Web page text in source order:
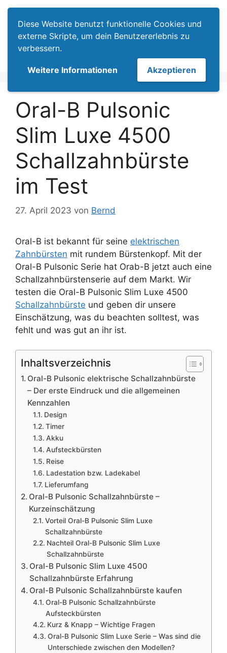
Diese Website benutzt funktionelle Cookies und
externe Skripte, um dein Benutzererlebnis zu
verbessern.
Weitere Informationen Akzeptieren
Zum
Inhalt
springen
Oral-B Pulsonic
Slim Luxe 4500
Schallzahnbürste
im Test
27. April 2023 von Bernd
Oral-B ist bekannt für seine elektrischen
Zahnbürsten mit rundem Bürstenkopf. Mit der
Oral-B Pulsonic Serie hat Orab-B jetzt auch eine
Schallzahnbürstenserie auf dem Markt. Wir
testen die Oral-B Pulsonic Slim Luxe 4500
Schallzahnbürste und geben dir unsere
Einschätzung, was du beachten solltest, was
fehlt und was gut an ihr ist.
Inhaltsverzeichnis
Oral-B Pulsonic elektrische Schallzahnbürste
– Der erste Eindruck und die allgemeinen
Kennzahlen
Design
Timer
Akku
Aufsteckbürsten
Reise
Ladestation bzw. Ladekabel
Lieferumfang
Oral-B Pulsonic Schallzahnbürste –
Kurzeinschätzung
Vorteil Oral-B Pulsonic Slim Luxe
Schallzahnbürste
Nachteil Oral-B Pulsonic Slim Luxe
Schallzahnbürste
Oral-B Pulsonic Slim Luxe 4500
Schallzahnbürste Erfahrung
Oral-B Pulsonic Schallzahnbürste kaufen
Oral-B Pulsonic Schallzahnbürste
Aufsteckbürsten
Kurz & Knapp – Wichtige Fragen
Oral-B Pulsonic Slim Luxe Serie – Was sind die
Unterschiede zwischen den Modellen?